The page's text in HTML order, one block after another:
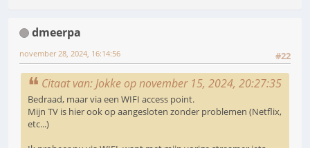
dmeerpa
#22
november 28, 2024, 16:14:56
Citaat van: Jokke op november 15, 2024, 20:27:35
Bedraad, maar via een WIFI access point.
Mijn TV is hier ook op aangesloten zonder problemen (Netflix,
etc...)